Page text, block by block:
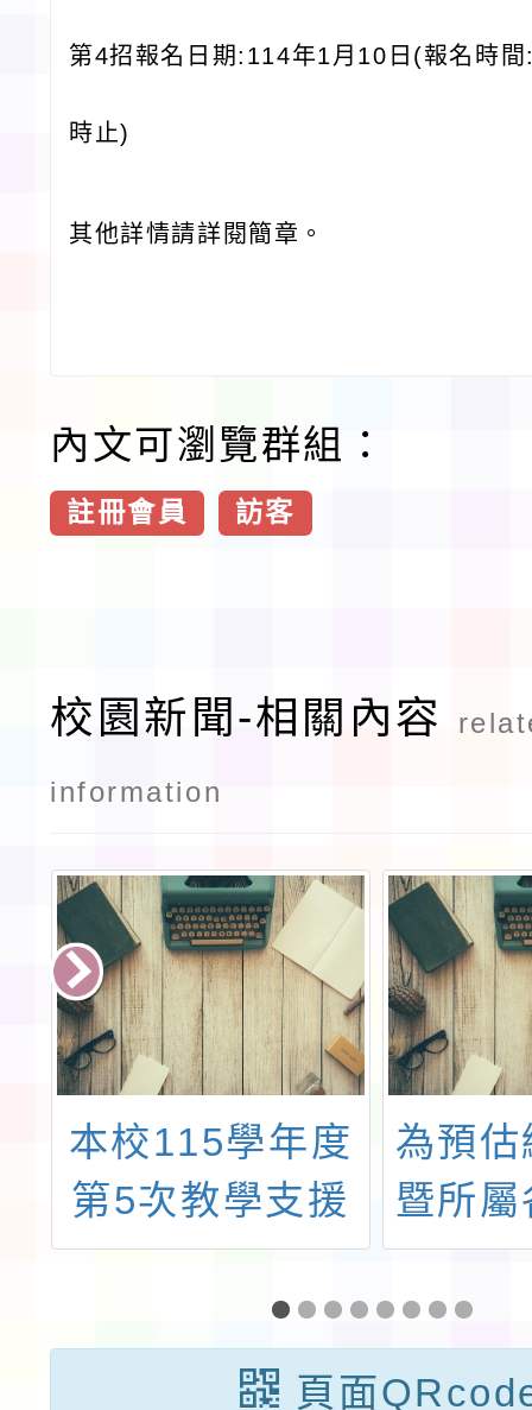
第4招報名日期:114年1月10日(報名時
時止)
其他詳情請詳閱簡章。
內文可瀏覽群組：
註冊會員 訪客
校園新聞-相關內容
information
本校115學年度
第5次教學支援
工作人員甄選錄
取公告
為預
暨所
及市
116年
退休
頁面